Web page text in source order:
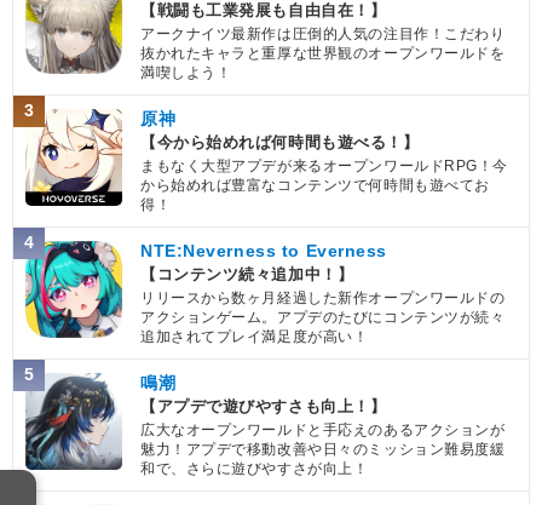
【戦闘も工業発展も自由自在！】
アークナイツ最新作は圧倒的人気の注目作！こだわり
抜かれたキャラと重厚な世界観のオープンワールドを
満喫しよう！
3 原神
【今から始めれば何時間も遊べる！】
まもなく大型アプデが来るオープンワールドRPG！今
から始めれば豊富なコンテンツで何時間も遊べてお
得！
4 NTE:Neverness to Everness
【コンテンツ続々追加中！】
リリースから数ヶ月経過した新作オープンワールドの
アクションゲーム。アプデのたびにコンテンツが続々
追加されてプレイ満足度が高い！
5 鳴潮
【アプデで遊びやすさも向上！】
広大なオープンワールドと手応えのあるアクションが
魅力！アプデで移動改善や日々のミッション難易度緩
和で、さらに遊びやすさが向上！